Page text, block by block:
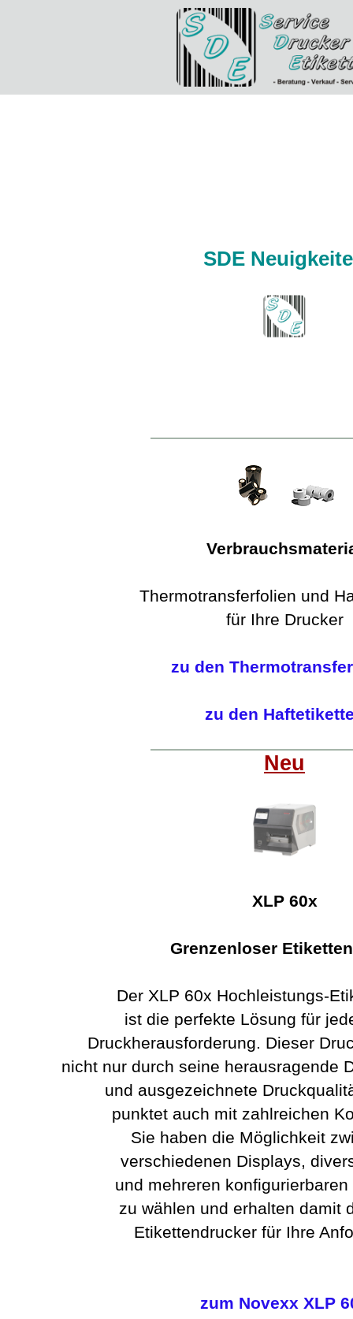
SDE
Thermotransferfolien und
für Ihre Drucker
zu den
zu den
Neu
XLP 60x
Grenzenloser
Der XLP 60x Hochleistungs-
ist die perfekte Lösung für
Druckherausforderung. Dieser
nicht nur durch seine herausragende
und ausgezeichnete
punktet auch mit zahlreichen
Sie haben die Möglichkeit
verschiedenen Displays,
und mehreren
zu wählen und erhalten damit
Etikettendrucker für Ihre
zum Novexx XLP